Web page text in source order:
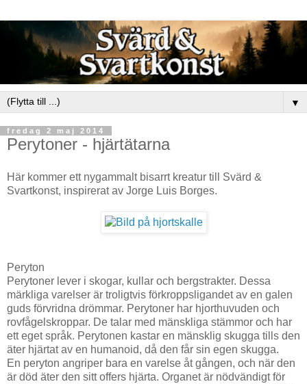
▼
fredag 2 maj 2014
Perytoner - hjärtätarna
Här kommer ett nygammalt bisarrt kreatur till Svärd &
Svartkonst, inspirerat av Jorge Luis Borges.
Peryton
Perytoner lever i skogar, kullar och bergstrakter. Dessa
märkliga varelser är troligtvis förkroppsligandet av en galen
guds förvridna drömmar. Perytoner har hjorthuvuden och
rovfågelskroppar. De talar med mänskliga stämmor och har
ett eget språk. Perytonen kastar en mänsklig skugga tills den
äter hjärtat av en humanoid, då den får sin egen skugga.
En peryton angriper bara en varelse åt gången, och när den
är död äter den sitt offers hjärta. Organet är nödvändigt för